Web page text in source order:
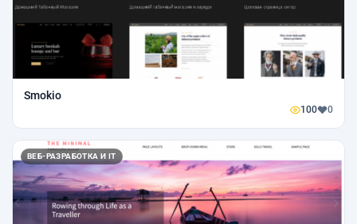
Smokio
100 0
ВЕБ-РАЗРАБОТКА И IT